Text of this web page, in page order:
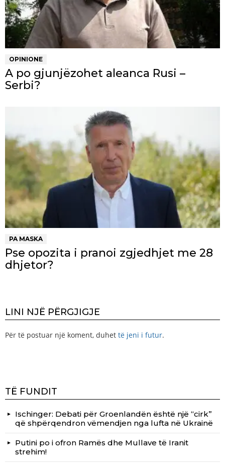
OPINIONE
A po gjunjëzohet aleanca Rusi –
Serbi?
PA MASKA
Pse opozita i pranoi zgjedhjet me 28
dhjetor?
LINI NJË PËRGJIGJE
Për të postuar një koment, duhet të jeni i futur.
TË FUNDIT
Ischinger: Debati për Groenlandën është një “cirk”
që shpërqendron vëmendjen nga lufta në Ukrainë
Putini po i ofron Ramës dhe Mullave të Iranit
strehim!